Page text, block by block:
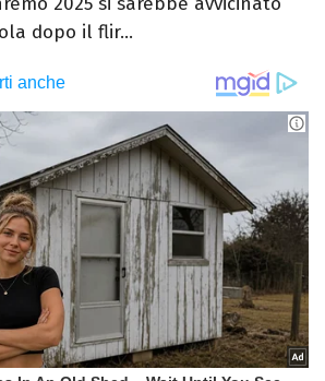
dopo il flir...